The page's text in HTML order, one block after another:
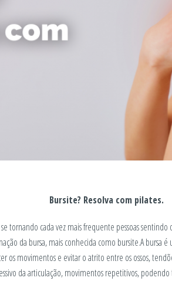
Bursite? Resolva com pilates.
tornando cada vez mais frequente pessoas
da bursa, mais conhecida como bursite.A bursa
os movimentos e evitar o atrito entre os ossos,
da articulação, movimentos repetitivos,